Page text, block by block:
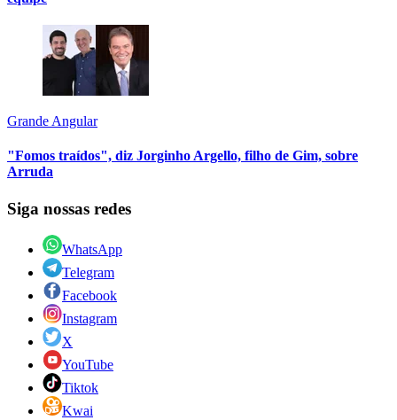
Grande Angular
"Fomos traídos", diz Jorginho Argello, filho de Gim, sobre
Arruda
Siga nossas redes
WhatsApp
Telegram
Facebook
Instagram
X
YouTube
Tiktok
Kwai